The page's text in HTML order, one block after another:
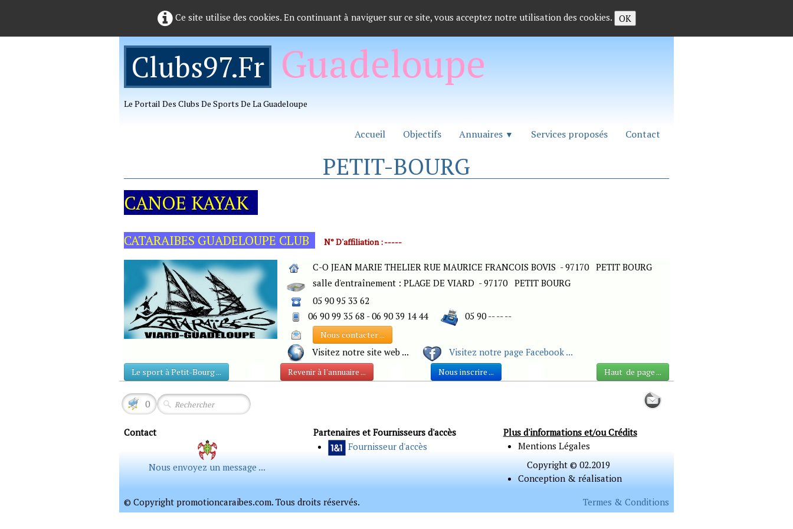
Ce site utilise des cookies. En continuant à naviguer sur ce site, vous acceptez notre utilisation des cookies. OK
Clubs97.frGuadeloupe
Le Portail Des Clubs De Sports De La Guadeloupe
Accueil Objectifs Annuaires ▼ Services proposés Contact
PETIT-BOURG
CANOE KAYAK
CATARAIBES GUADELOUPE CLUB N° D'affiliation : -----
C-O JEAN MARIE THELIER RUE MAURICE FRANCOIS BOVIS - 97170 PETIT BOURG
salle d'entraînement : PLAGE DE VIARD - 97170 PETIT BOURG
05 90 95 33 62
06 90 99 35 68 - 06 90 39 14 44
05 90 -- -- --
Nous contacter ...
Visitez notre site web ... Visitez notre page Facebook ...
Le sport à Petit-Bourg ... Revenir à l'annuaire ... Nous inscrire ... Haut de page ...
0
Contact
Nous envoyez un message ...
Partenaires et Fournisseurs d'accès
Fournisseur d'accès
Plus d'informations et/ou Crédits
Mentions Légales
Copyright © 02.2019
Conception & réalisation
© Copyright promotioncaraibes.com. Tous droits réservés.
Termes & Conditions